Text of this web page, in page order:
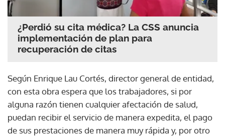
¿Perdió su cita médica? La CSS anuncia
implementación de plan para
recuperación de citas
Según Enrique Lau Cortés, director general de entidad,
con esta obra espera que los trabajadores, si por
alguna razón tienen cualquier afectación de salud,
puedan recibir el servicio de manera expedita, el pago
de sus prestaciones de manera muy rápida y, por otro